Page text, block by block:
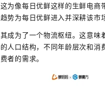
为像每日优鲜这样的生鲜电商
为每日优鲜进入并深耕该市
成为了一个物流枢纽。这意
人口结构，不同年龄层次和消
者的需求。